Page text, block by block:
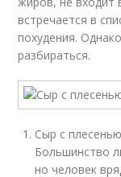
встречается в
похудения.
разбираться.
Сыр с
Большинство
но человек